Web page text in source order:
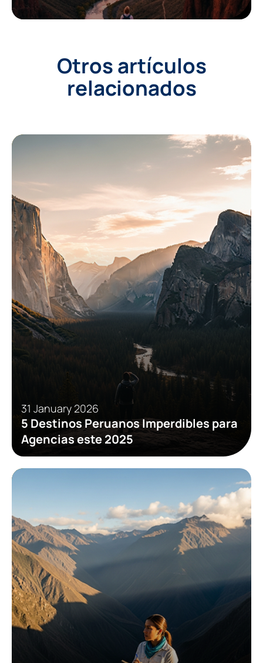
Otros artículos
relacionados
31 January 2026
5 Destinos Peruanos Imperdibles para
Agencias este 2025